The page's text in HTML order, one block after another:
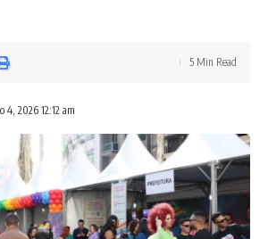
4, 2026 12:12 am
5 Min Read